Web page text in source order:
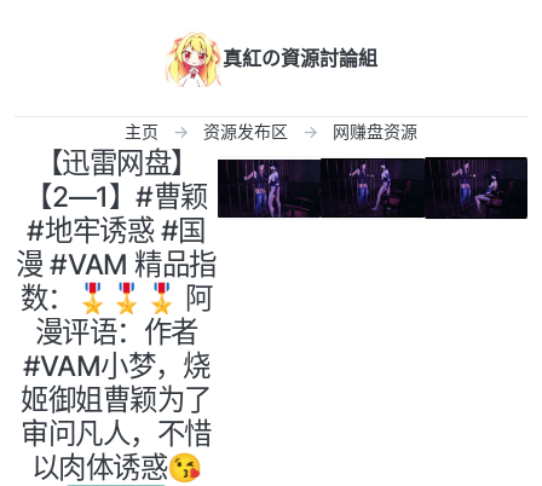
真紅の資源討論組
主页 资源发布区 网赚盘资源
‎【迅雷网盘】
【2—1】#曹颖
#地牢诱惑 #国
漫 #VAM 精品指
数：🎖🎖🎖 阿
漫评语：作者
#VAM小梦，烧
姬御姐曹颖为了
审问凡人，不惜
以肉体诱惑😘